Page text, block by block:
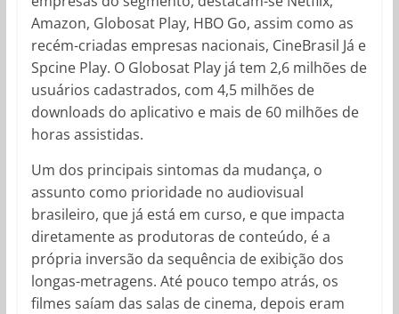
Amazon, Globosat Play, HBO Go, assim como as
recém-criadas empresas nacionais, CineBrasil Já e
Spcine Play. O Globosat Play já tem 2,6 milhões de
usuários cadastrados, com 4,5 milhões de
downloads do aplicativo e mais de 60 milhões de
horas assistidas.
Um dos principais sintomas da mudança, o
assunto como prioridade no audiovisual
brasileiro, que já está em curso, e que impacta
diretamente as produtoras de conteúdo, é a
própria inversão da sequência de exibição dos
longas-metragens. Até pouco tempo atrás, os
filmes saíam das salas de cinema, depois eram